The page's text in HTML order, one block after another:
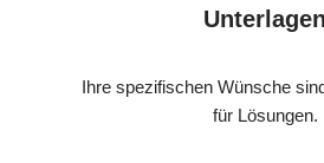
Unterlagen
Ihre spezifischen Wünsche
für Lösungen.